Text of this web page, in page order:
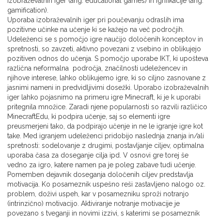
gamification).
Uporaba izobraževalnih iger pri poučevanju odraslih ima
pozitivne učinke na učenje ki se kažejo na več področjih.
Udeleženci se s pomočjo igre naučijo določenih konceptov in
spretnosti, so zavzeti, aktivno povezani z vsebino in oblikujejo
pozitiven odnos do učenja. S pomočjo uporabe IKT, ki upošteva
različna neformalna področja, značilnosti udeležencev in
njihove interese, lahko oblikujemo igre, ki so ciljno zasnovane z
jasnimi nameni in predvidljivimi dosežki. Uporabo izobraževalnih
iger lahko pojasnimo na primeru igre Minecraft, ki je k uporabi
pritegnila množice. Zaradi njene popularnosti so razvili različico
MinecraftEdu, ki podpira učenje, saj so elementi igre
preusmerjeni tako, da podpirajo učenje in ne le igranje igre kot
take. Med igranjem udeleženci pridobijo naslednja znanja in/ali
spretnosti: sodelovanje z drugimi, postavljanje ciljev, optimalna
uporaba časa za doseganje cilja ipd. V osnovi gre torej še
vedno za igro, katere namen pa je poleg zabave tudi učenje.
Pomemben dejavnik doseganja določenih ciljev predstavlja
motivacija. Ko posameznik uspešno reši zastavljeno nalogo oz.
problem, doživi uspeh, kar v posamezniku sproži notranjo
(intrinzično) motivacijo. Aktiviranje notranje motivacije je
povezano s tveganji in novimi izzivi, s katerimi se posameznik